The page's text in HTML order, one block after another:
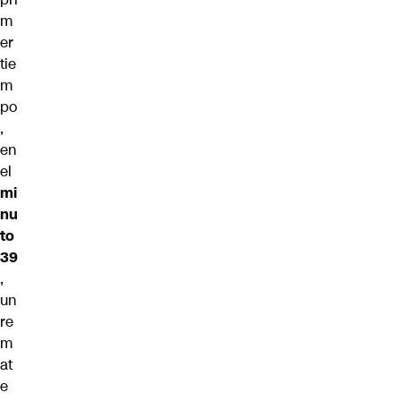
m
er
tie
m
po
,
en
el
mi
nu
to
39
,
un
re
m
at
e